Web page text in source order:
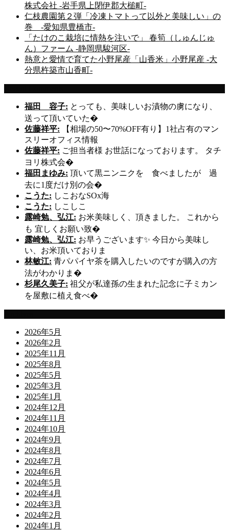
株式会社 -岩手県上閉伊郡大槌町-
仁枝農園第２弾「冷凍トマトって以外と美味しい」の
巻 -愛知県豊橋市-
「たけのこ栽培に情熱を注いで」 春筍（しゅんじゅ
ん）ファーム -静岡県駿河区-
熱意と愛情で育てた小野尾産「山香米」小野尾産 -大
分県杵築市山香町-
福田 容子: とっても、美味しいお漬物の虜になり、
送って頂いていた�
佐藤祥平: 【相場の50〜70%OFF有り】1社占有のマン
スリーオフィス情報
佐藤祥平: ご担当者様 お世話になっております。 タチ
ヨリ株式会�
福田まゆみ: 頂いて黒ニンニクを 食べましたが 過
去に1度だけ別の会�
こうた: しこおなSOx海
こうた: しこしこ
露崎勉、弘江: お米美味しく、頂きました。 これから
も 宜しくお願い致�
露崎勉、弘江: お早うございます✨ 今日から美味し
い、お米頂いておりま
林敏江: 青パパイヤ茶を購入したいのですが購入の方
法がわかりま�
杉尾久美子: 祖父が私達孫の生まれた記念に子ミカン
を屋敷に植え食べ�
2026年5月
2026年2月
2025年11月
2025年8月
2025年5月
2025年3月
2025年1月
2024年12月
2024年11月
2024年10月
2024年9月
2024年8月
2024年7月
2024年6月
2024年5月
2024年4月
2024年3月
2024年2月
2024年1月